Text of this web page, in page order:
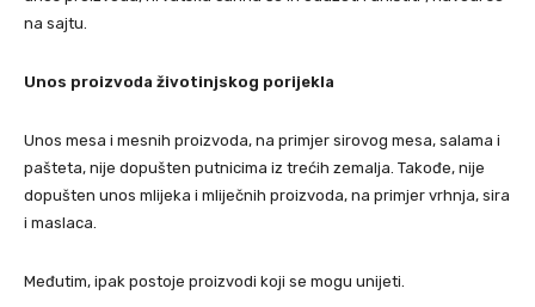
na sajtu.
Unos proizvoda životinjskog porijekla
Unos mesa i mesnih proizvoda, na primjer sirovog mesa, salama i
pašteta, nije dopušten putnicima iz trećih zemalja. Takođe, nije
dopušten unos mlijeka i mliječnih proizvoda, na primjer vrhnja, sira
i maslaca.
Međutim, ipak postoje proizvodi koji se mogu unijeti.